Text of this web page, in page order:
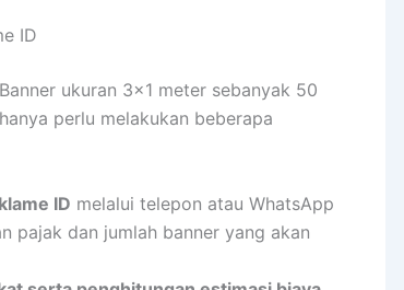
ID
ukuran 3×1 meter sebanyak 50
perlu melakukan beberapa
ID melalui telepon atau WhatsApp
pajak dan jumlah banner yang akan